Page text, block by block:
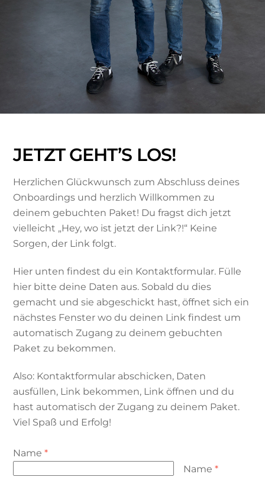
JETZT GEHT’S LOS!
Herzlichen Glückwunsch zum Abschluss deines
Onboardings und herzlich Willkommen zu
deinem gebuchten Paket! Du fragst dich jetzt
vielleicht „Hey, wo ist jetzt der Link?!“ Keine
Sorgen, der Link folgt.
Hier unten findest du ein Kontaktformular. Fülle
hier bitte deine Daten aus. Sobald du dies
gemacht und sie abgeschickt hast, öffnet sich ein
nächstes Fenster wo du deinen Link findest um
automatisch Zugang zu deinem gebuchten
Paket zu bekommen.
Also: Kontaktformular abschicken, Daten
ausfüllen, Link bekommen, Link öffnen und du
hast automatisch der Zugang zu deinem Paket.
Viel Spaß und Erfolg!
Name*
Name*